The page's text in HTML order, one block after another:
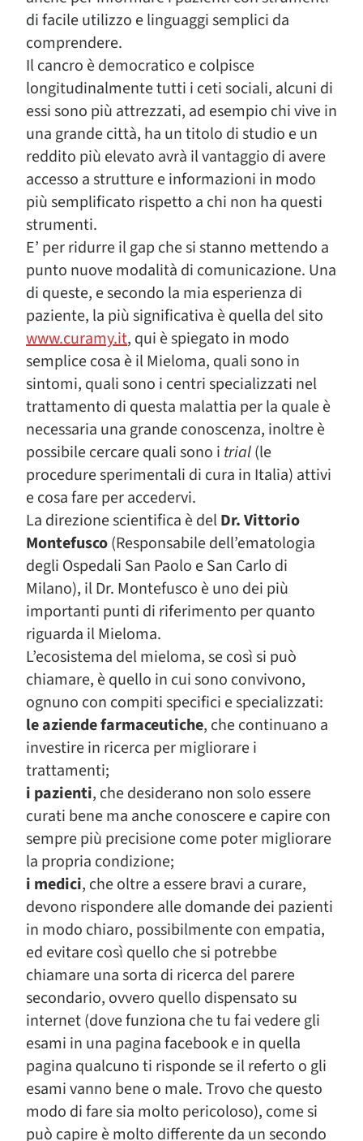
di facile utilizzo e linguaggi semplici da
comprendere.
Il cancro è democratico e colpisce
longitudinalmente tutti i ceti sociali, alcuni di
essi sono più attrezzati, ad esempio chi vive in
una grande città, ha un titolo di studio e un
reddito più elevato avrà il vantaggio di avere
accesso a strutture e informazioni in modo
più semplificato rispetto a chi non ha questi
strumenti.
E’ per ridurre il gap che si stanno mettendo a
punto nuove modalità di comunicazione. Una
di queste, e secondo la mia esperienza di
paziente, la più significativa è quella del sito
www.curamy.it, qui è spiegato in modo
semplice cosa è il Mieloma, quali sono in
sintomi, quali sono i centri specializzati nel
trattamento di questa malattia per la quale è
necessaria una grande conoscenza, inoltre è
possibile cercare quali sono i trial(le
procedure sperimentali di cura in Italia) attivi
e cosa fare per accedervi.
La direzione scientifica è delDr. Vittorio
Montefusco(Responsabile dell’ematologia
degli Ospedali San Paolo e San Carlo di
Milano), il Dr. Montefusco è uno dei più
importanti punti di riferimento per quanto
riguarda il Mieloma.
L’ecosistema del mieloma, se così si può
chiamare, è quello in cui sono convivono,
ognuno con compiti specifici e specializzati:
le aziende farmaceutiche, che continuano a
investire in ricerca per migliorare i
trattamenti;
i pazienti, che desiderano non solo essere
curati bene ma anche conoscere e capire con
sempre più precisione come poter migliorare
la propria condizione;
i medici, che oltre a essere bravi a curare,
devono rispondere alle domande dei pazienti
in modo chiaro, possibilmente con empatia,
ed evitare così quello che si potrebbe
chiamare una sorta di ricerca del parere
secondario, ovvero quello dispensato su
internet (dove funziona che tu fai vedere gli
esami in una pagina facebook e in quella
pagina qualcuno ti risponde se il referto o gli
esami vanno bene o male. Trovo che questo
modo di fare sia molto pericoloso), come si
può capire è molto differente da un secondo